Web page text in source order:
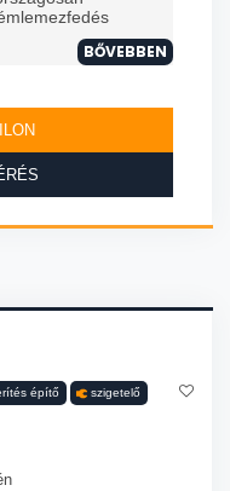
BŐVEBBEN
építő szigetelő